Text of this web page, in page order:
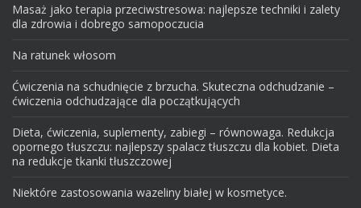
Masaż jako terapia przeciwstresowa: najlepsze techniki i zalety
dla zdrowia i dobrego samopoczucia
Na ratunek włosom
Ćwiczenia na schudnięcie z brzucha. Skuteczna odchudzanie –
ćwiczenia odchudzające dla początkujących
Dieta, ćwiczenia, suplementy, zabiegi – równowaga. Redukcja
opornego tłuszczu: najlepszy spalacz tłuszczu dla kobiet. Dieta
na redukcje tkanki tłuszczowej
Niektóre zastosowania wazeliny białej w kosmetyce.